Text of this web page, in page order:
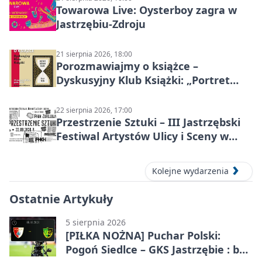
Towarowa Live: Oysterboy zagra w
Jastrzębiu-Zdroju
21 sierpnia 2026, 18:00
Porozmawiajmy o książce –
Dyskusyjny Klub Książki: „Portret
22 sierpnia 2026, 17:00
Przestrzenie Sztuki – III Jastrzębski
Festiwal Artystów Ulicy i Sceny w
Kolejne wydarzenia
Ostatnie Artykuły
5 sierpnia 2026
[PIŁKA NOŻNA] Puchar Polski:
Pogoń Siedlce – GKS Jastrzębie : bez